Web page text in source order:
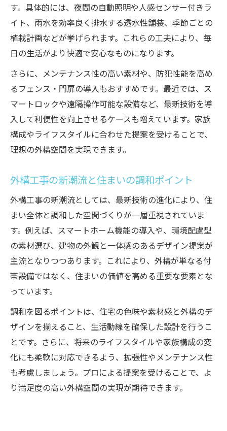
す。具体的には、夜間の自動照明や人感センサー付きラ
イト、雨水を効率良く排水する透水性舗装、季節ごとの
植栽計画などが挙げられます。これらの工夫により、毎
日の生活がより快適で安心なものになります。
さらに、メンテナンス性の高い素材や、防犯性能を高め
るフェンス・門扉の導入もおすすめです。最近では、ス
マートロックや遠隔操作可能な設備など、最新技術を導
入して利便性を向上させるケースも増えています。家族
構成やライフスタイルに合わせた提案を受けることで、
理想の外構空間を実現できます。
外構工事の新潮流と住まいの調和ポイント
外構工事の新潮流としては、最新技術の進化により、住
まい全体と調和した空間づくりが一層重視されていま
す。例えば、スマートホーム機能の導入や、環境配慮型
の素材選び、建物の外観と一体感のあるデザイン提案が
主流となりつつあります。これにより、外構が単なる付
帯設備ではなく、住まいの価値を高める重要な要素とな
っています。
調和を図るポイントは、住宅の色味や素材感と外構のデ
ザインを揃えること、生活動線を確保した設計を行うこ
とです。さらに、将来のライフスタイルや家族構成の変
化にも柔軟に対応できるよう、拡張性やメンテナンス性
も考慮しましょう。プロによる提案を受けることで、よ
り満足度の高い外構空間の実現が期待できます。